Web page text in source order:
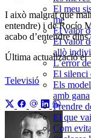
El meu
me
El valor
El valor
allò
L’error
El silenci
Els
amb gana
Prendre
El que
Com
I això malgrat que
entendre) i de Rocío
acabo d’entendre
Última actualizació el
Televisió